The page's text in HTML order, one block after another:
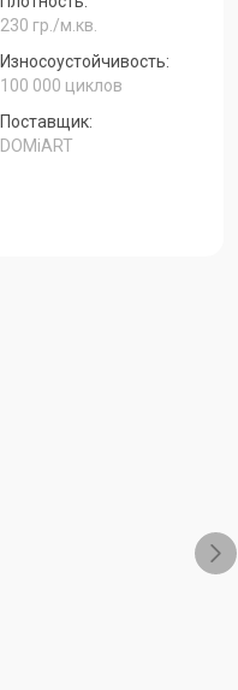
230 гр./м.кв.
Износоустойчивость:
100 000 циклов
Поставщик:
DOMiART